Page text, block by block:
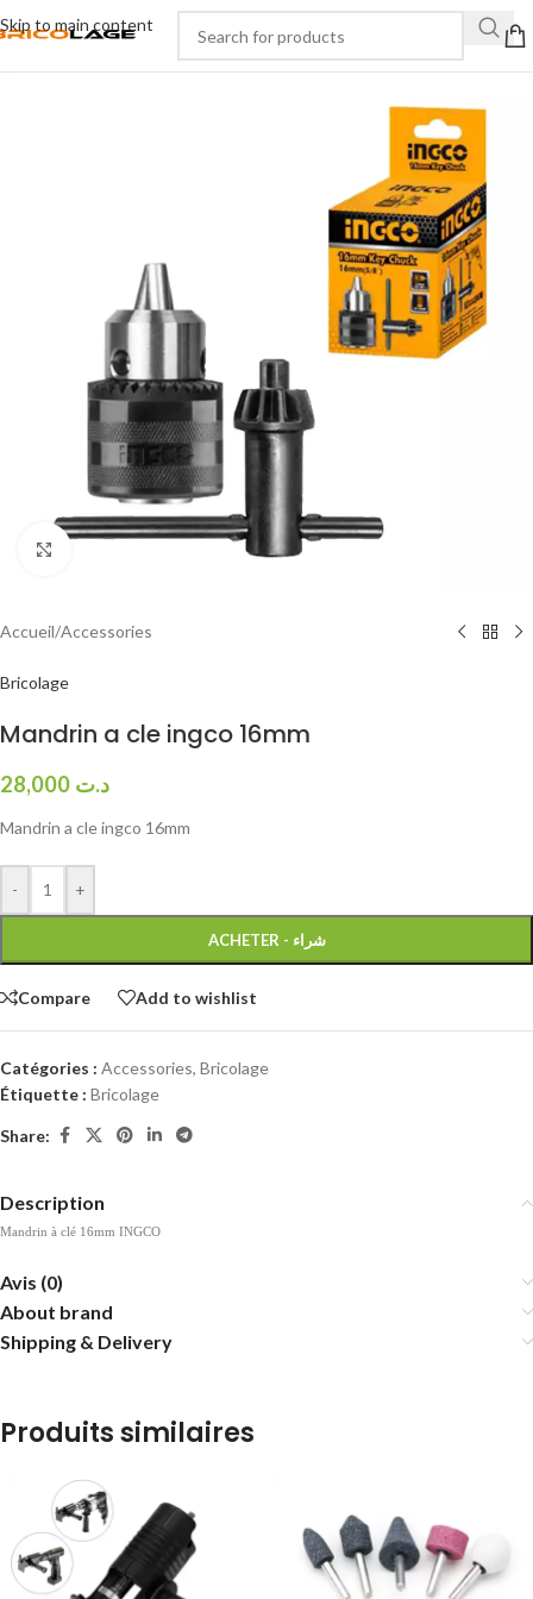
Skip to main content
Accueil/Accessories
Bricolage
Mandrin a cle ingco 16mm
د.ت
Mandrin a cle ingco 16mm
- +
ACHETER - شراء
Compare Add to wishlist
Catégories : Accessories, Bricolage
Étiquette : Bricolage
Share:
Description
Mandrin à clé 16mm INGCO
Avis (0)
About brand
Shipping & Delivery
Produits similaires